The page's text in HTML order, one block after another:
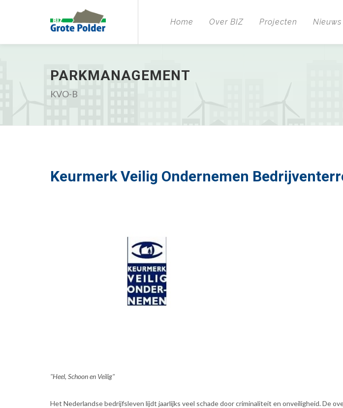
Home Over BIZ Projecten Nieuws
PARKMANAGEMENT
KVO-B
Keurmerk Veilig Ondernemen
"Heel, Schoon en Veilig"
Het Nederlandse bedrijfsleven lijdt jaarlijks veel schade door criminaliteit en onveiligheid. De